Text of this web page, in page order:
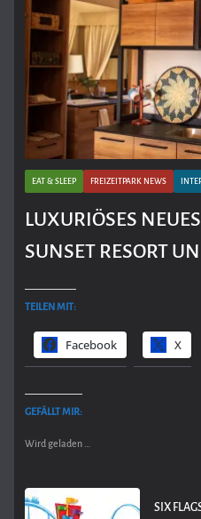
EAT & SLEEP FREIZEITPARK NEWS
LUXURIÖSES
SUNSET RESORT
TEILEN MIT:
Facebook X
GEFÄLLT MIR:
Wird geladen …
SIX